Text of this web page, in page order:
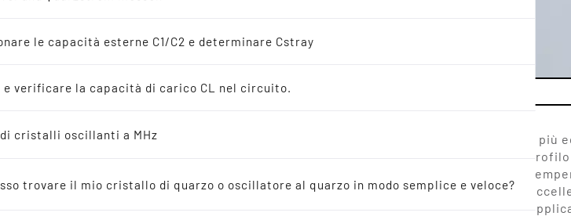
a 32.768 kHz
le capacità esterne C1/C2 e determinare Cstray
e verificare la capacità di carico CL nel circuito.
cristalli oscillanti a MHz
trovare il mio cristallo di quarzo o oscillatore al quarzo in modo semplice e veloce?
SMD WATCH CRYSTAL 3.2 x 1.5 mm
32.768 kHz
Il più